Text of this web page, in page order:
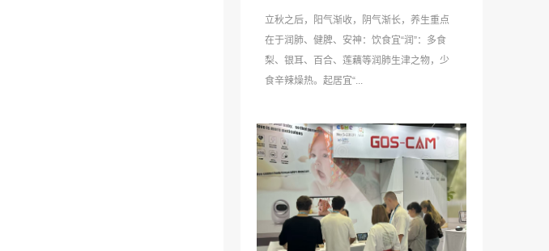
立秋之后，阳气渐收，阴气渐长，养生重点
在于润肺、健脾、安神：饮食宜“润”：多食
梨、银耳、百合、莲藕等润肺生津之物，少
食辛辣燥热。起居宜“...